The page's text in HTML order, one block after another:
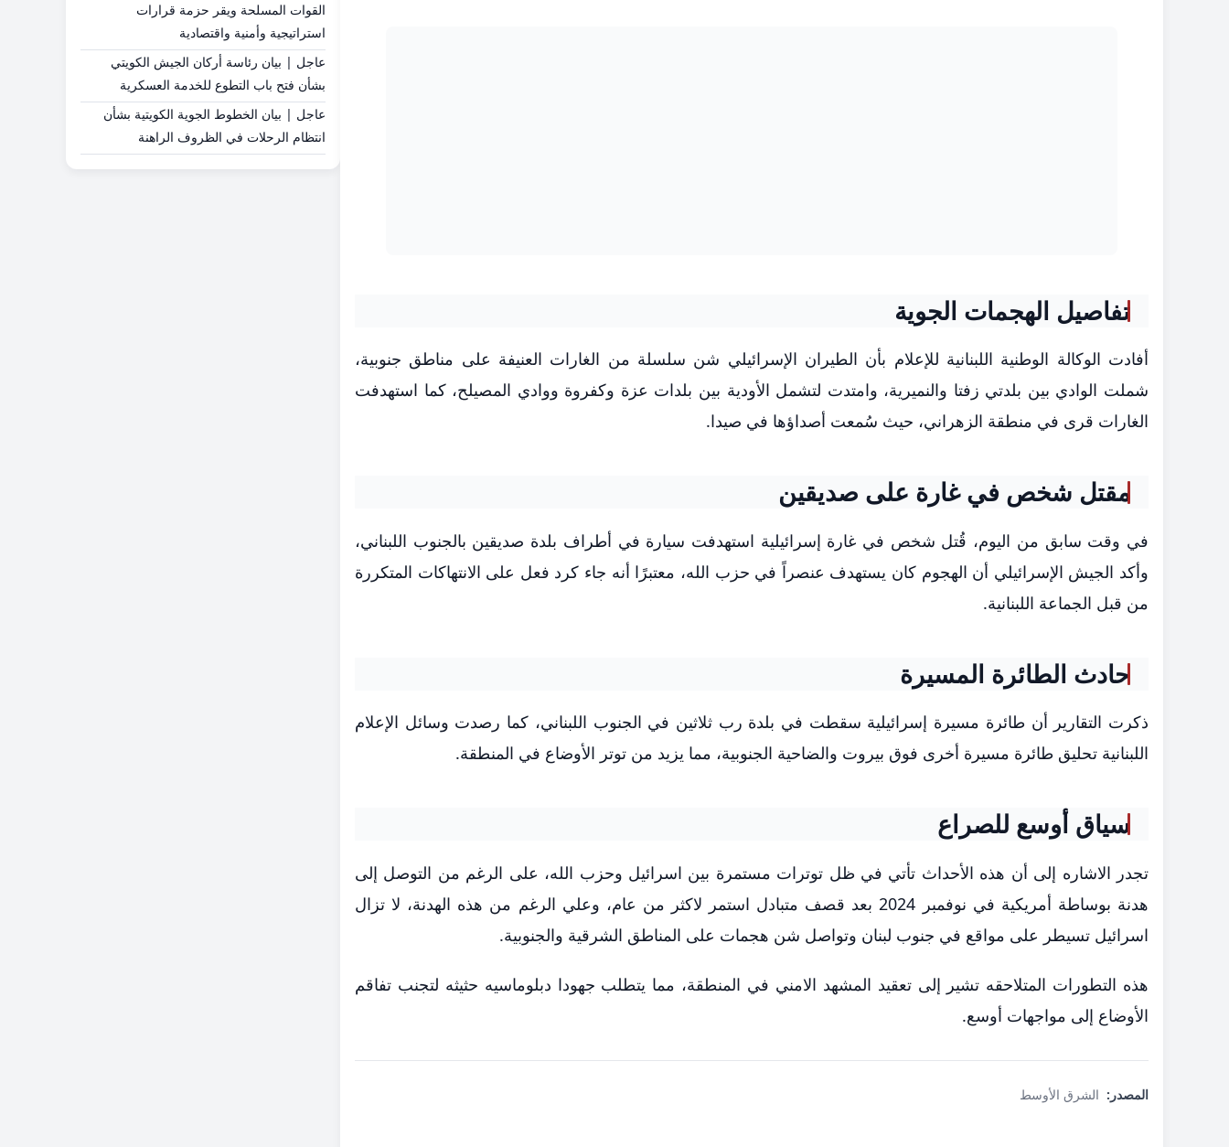
تفاصيل الهجمات الجوية
أفادت الوكالة الوطنية اللبنانية للإعلام بأن الطيران الإسرائيلي شن سلسلة من الغارات العنيفة على مناطق جنوبية،
شملت الوادي بين بلدتي زفتا والنميرية، وامتدت لتشمل الأودية بين بلدات عزة وكفروة ووادي المصيلح، كما استهدفت
الغارات قرى في منطقة الزهراني، حيث سُمعت أصداؤها في صيدا.
مقتل شخص في غارة على صديقين
في وقت سابق من اليوم، قُتل شخص في غارة إسرائيلية استهدفت سيارة في أطراف بلدة صديقين بالجنوب اللبناني،
وأكد الجيش الإسرائيلي أن الهجوم كان يستهدف عنصراً في حزب الله، معتبرًا أنه جاء كرد فعل على الانتهاكات المتكررة
من قبل الجماعة اللبنانية.
حادث الطائرة المسيرة
ذكرت التقارير أن طائرة مسيرة إسرائيلية سقطت في بلدة رب ثلاثين في الجنوب اللبناني، كما رصدت وسائل الإعلام
اللبنانية تحليق طائرة مسيرة أخرى فوق بيروت والضاحية الجنوبية، مما يزيد من توتر الأوضاع في المنطقة.
سياق أوسع للصراع
تجدر الاشاره إلى أن هذه الأحداث تأتي في ظل توترات مستمرة بين اسرائيل وحزب الله، على الرغم من التوصل إلى
هدنة بوساطة أمريكية في نوفمبر 2024 بعد قصف متبادل استمر لاكثر من عام، وعلي الرغم من هذه الهدنة، لا تزال
اسرائيل تسيطر على مواقع في جنوب لبنان وتواصل شن هجمات على المناطق الشرقية والجنوبية.
هذه التطورات المتلاحقه تشير إلى تعقيد المشهد الامني في المنطقة، مما يتطلب جهودا دبلوماسيه حثيثه لتجنب تفاقم
الأوضاع إلى مواجهات أوسع.
المصدر: الشرق الأوسط
القوات المسلحة ويقر حزمة قرارات
استراتيجية وأمنية واقتصادية
عاجل | بيان رئاسة أركان الجيش الكويتي
بشأن فتح باب التطوع للخدمة العسكرية
عاجل | بيان الخطوط الجوية الكويتية بشأن
انتظام الرحلات في الظروف الراهنة